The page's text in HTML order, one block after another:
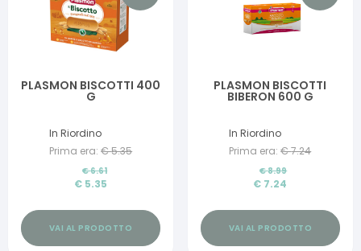
PLASMON BISCOTTI 400
G
In Riordino
Prima era: €5.35
€6.61
€ 5.35
VAI AL PRODOTTO
PLASMON BISCOTTI
BIBERON 600 G
In Riordino
Prima era: €7.24
€8.99
€ 7.24
VAI AL PRODOTTO